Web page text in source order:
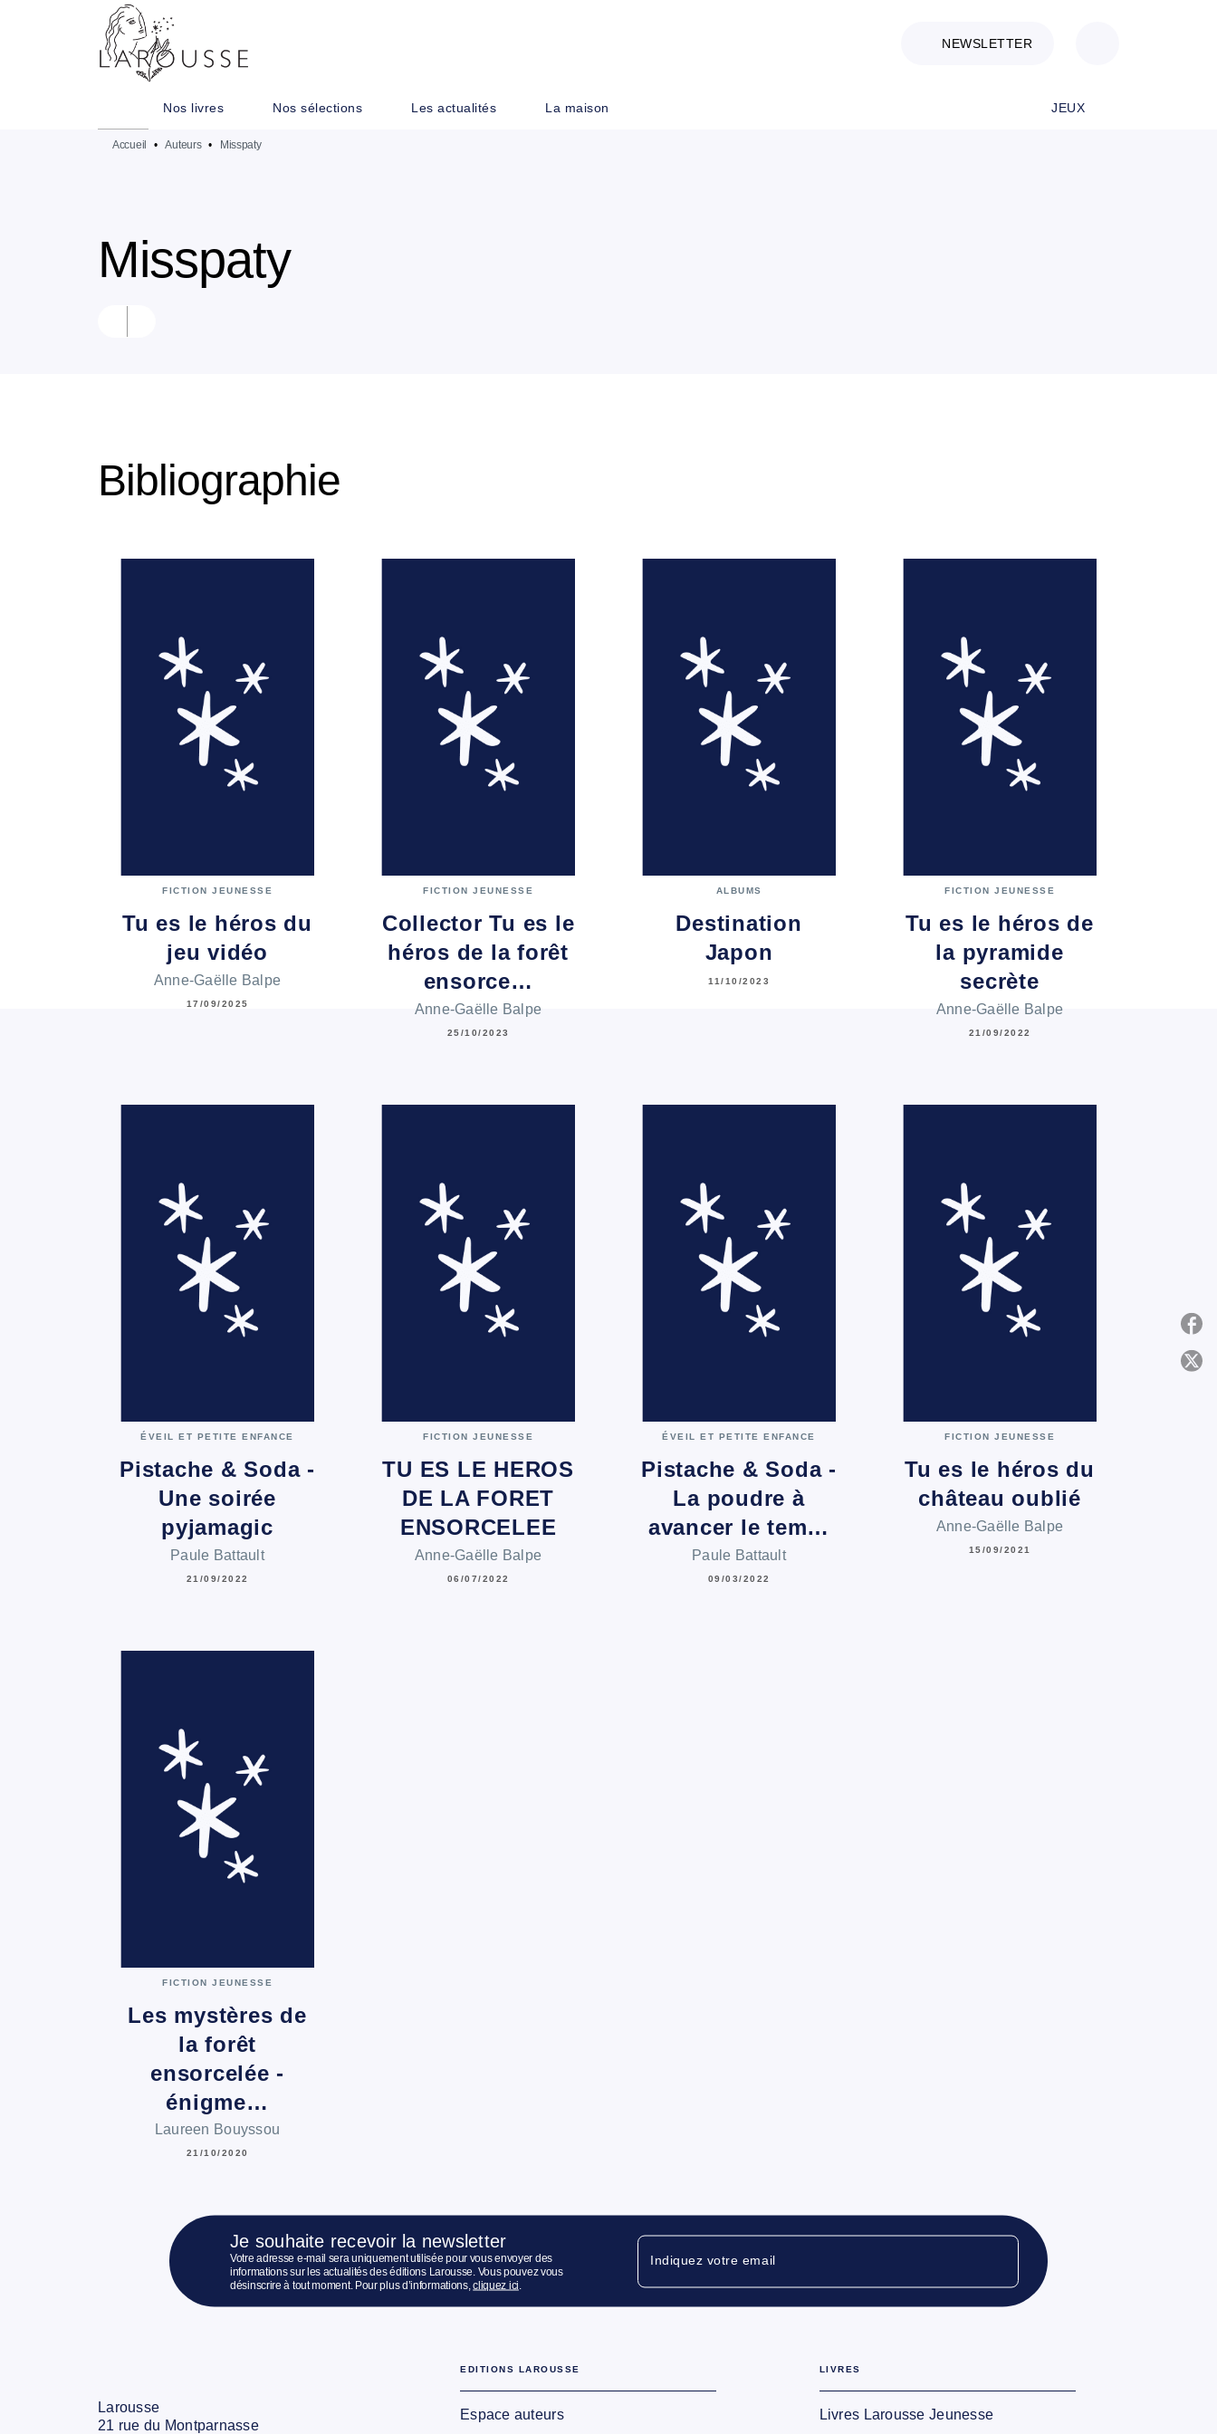
MENU
NEWSLETTER
Nos livres Nos sélections Les actualités La maison JEUX
Accueil • Auteurs • Misspaty
Misspaty
Bibliographie
FICTION JEUNESSE
Tu es le héros du
jeu vidéo
Anne-Gaëlle Balpe
17/09/2025
FICTION JEUNESSE
Collector Tu es le
héros de la forêt
ensorce…
Anne-Gaëlle Balpe
25/10/2023
ALBUMS
Destination
Japon
11/10/2023
FICTION JEUNESSE
Tu es le héros de
la pyramide
secrète
Anne-Gaëlle Balpe
21/09/2022
ÉVEIL ET PETITE ENFANCE
Pistache & Soda -
Une soirée
pyjamagic
Paule Battault
21/09/2022
FICTION JEUNESSE
TU ES LE HEROS
DE LA FORET
ENSORCELEE
Anne-Gaëlle Balpe
06/07/2022
ÉVEIL ET PETITE ENFANCE
Pistache & Soda -
La poudre à
avancer le tem…
Paule Battault
09/03/2022
FICTION JEUNESSE
Tu es le héros du
château oublié
Anne-Gaëlle Balpe
15/09/2021
FICTION JEUNESSE
Les mystères de
la forêt
ensorcelée -
énigme…
Laureen Bouyssou
21/10/2020
Je souhaite recevoir la newsletter
Votre adresse e-mail sera uniquement utilisée pour vous envoyer des
informations sur les actualités des éditions Larousse. Vous pouvez vous
désinscrire à tout moment. Pour plus d’informations,cliquez ici
Indiquez votre email
Larousse
21 rue du Montparnasse
EDITIONS LAROUSSE
Espace auteurs
LIVRES
Livres Larousse Jeunesse